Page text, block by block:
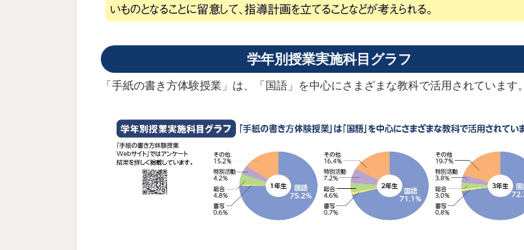
学年別授業実施科目グラフ
「手紙の書き方体験授業」は、「国語」を中心にさまざまな教科で活用されています。